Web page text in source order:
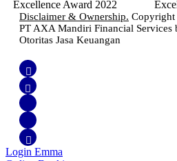
Disclaimer & Ownership.
PT AXA Mandiri Financial Services
Otoritas Jasa Keuangan
Login Emma